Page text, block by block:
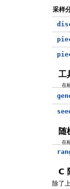
采样
工
在
随
在
C
除了